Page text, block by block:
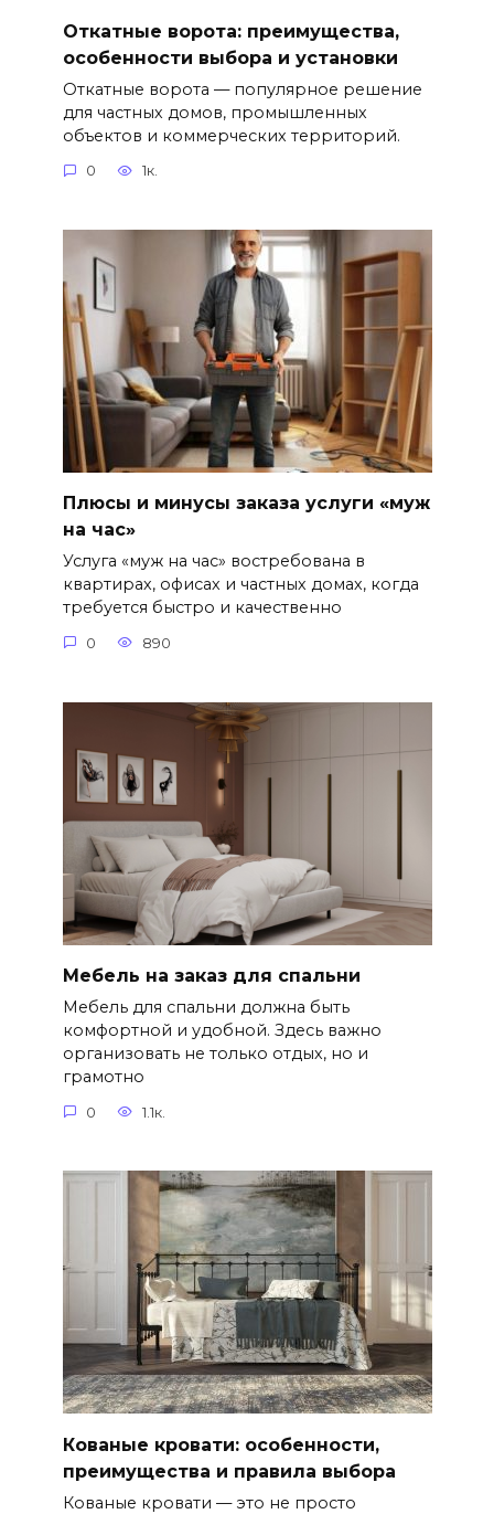
Откатные ворота: преимущества,
особенности выбора и установки
Откатные ворота — популярное решение
для частных домов, промышленных
объектов и коммерческих территорий.
0 1к.
Плюсы и минусы заказа услуги «муж
на час»
Услуга «муж на час» востребована в
квартирах, офисах и частных домах, когда
требуется быстро и качественно
0 890
Мебель на заказ для спальни
Мебель для спальни должна быть
комфортной и удобной. Здесь важно
организовать не только отдых, но и
грамотно
0 1.1к.
Кованые кровати: особенности,
преимущества и правила выбора
Кованые кровати — это не просто